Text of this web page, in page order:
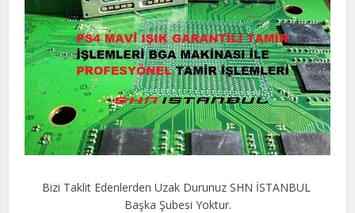
Bizi Taklit Edenlerden Uzak Durunuz SHN İSTANBUL
Başka Şubesi Yoktur.